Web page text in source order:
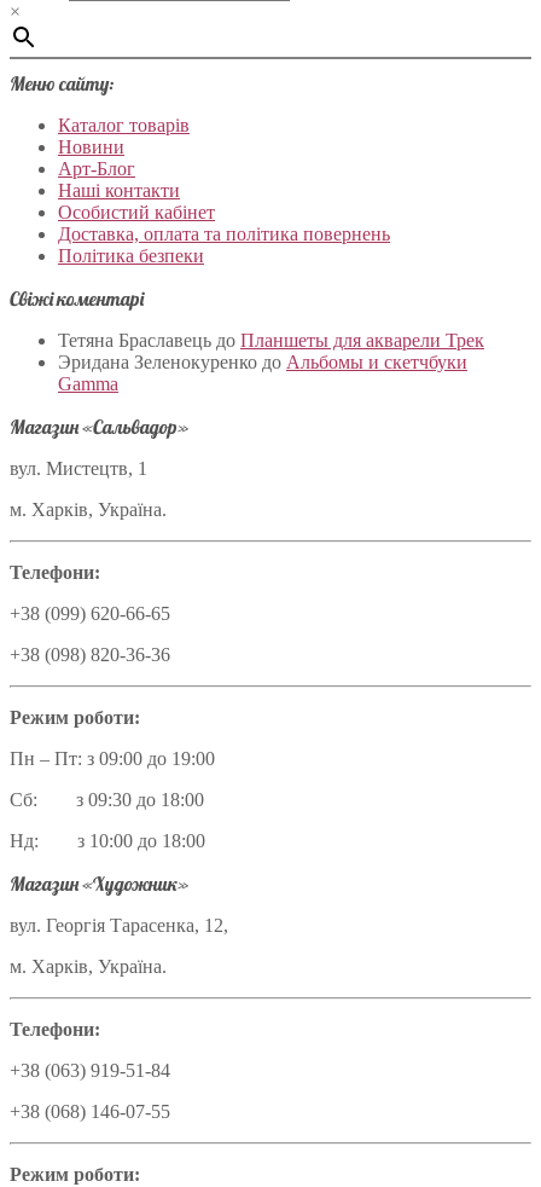
×
Меню сайту:
Каталог товарів
Новини
Арт-Блог
Наші контакти
Особистий кабінет
Доставка, оплата та політика повернень
Політика безпеки
Свіжі коментарі
Тетяна Браславець до Планшеты для акварели Трек
Эридана Зеленокуренко до Альбомы и скетчбуки
Gamma
Магазин «Сальвадор»
вул. Мистецтв, 1
м. Харків, Україна.
Телефони:
+38 (099) 620-66-65
+38 (098) 820-36-36
Режим роботи:
Пн – Пт: з 09:00 до 19:00
Сб: з 09:30 до 18:00
Нд: з 10:00 до 18:00
Магазин «Художник»
вул. Георгія Тарасенка, 12,
м. Харків, Україна.
Телефони:
+38 (063) 919-51-84
+38 (068) 146-07-55
Режим роботи: